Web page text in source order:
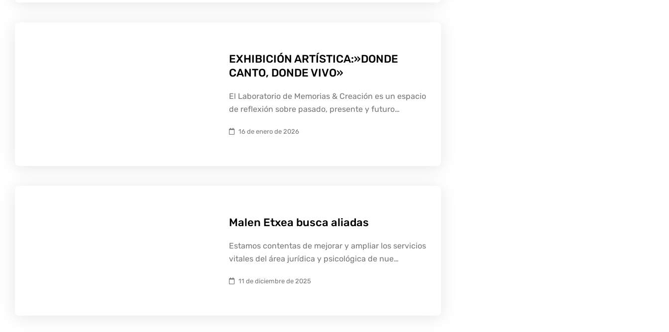
EXHIBICIÓN ARTÍSTICA:»DONDE
CANTO, DONDE VIVO»
El Laboratorio de Memorias & Creación es un espacio
de reflexión sobre pasado, presente y futuro…
16 de enero de 2026
Malen Etxea busca aliadas
Estamos contentas de mejorar y ampliar los servicios
vitales del área jurídica y psicológica de nue…
11 de diciembre de 2025